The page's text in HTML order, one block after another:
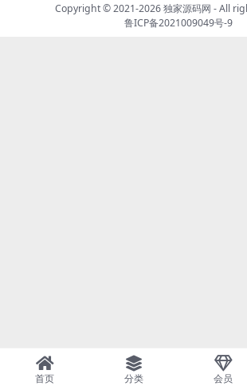
Copyright © 2021-2026独家源码网 - All
鲁ICP备2021009049号-9
首页 分类 会员